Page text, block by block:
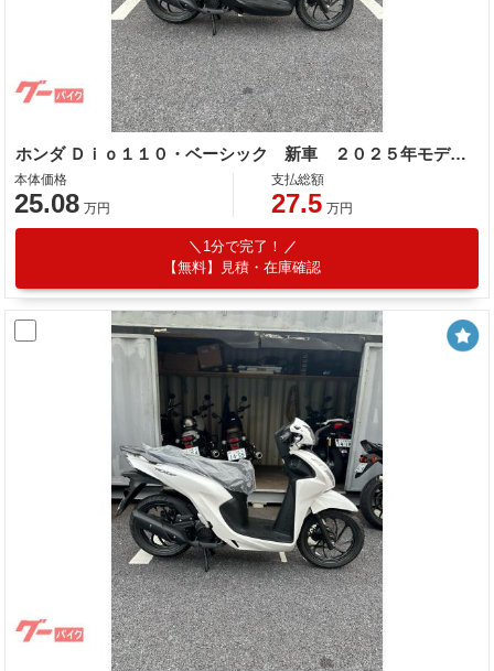
ホンダ Ｄｉｏ１１０・ベーシック 新車 ２０２５年モデ マットギャラクシーブラックメタリック コンビブレーキ コンビニフック シャッタキー
本体価格
25.08 万円
支払総額
27.5 万円
1分で完了！
【無料】見積・在庫確認